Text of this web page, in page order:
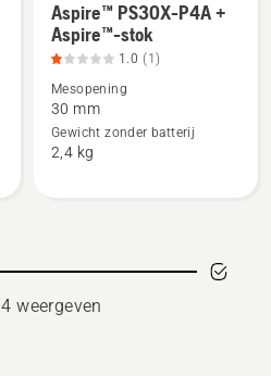
Bekijk
meer
details
over
Aspire™
PS30X-
productbeoordeling
1
Aspire™ PS30X-P4A +
Aspire™-stok
1.0 (1)
Mesopening
30 mm
Gewicht zonder batterij
2,4 kg
weergeven